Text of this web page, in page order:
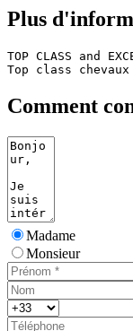
Plus
TOP CLASS and
Top class
Comment
Madame
Monsieur